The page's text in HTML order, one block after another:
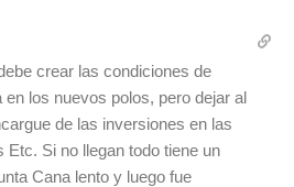
crear las condiciones de
los nuevos polos, pero dejar al
de las inversiones en las
Si no llegan todo tiene un
Cana lento y luego fue